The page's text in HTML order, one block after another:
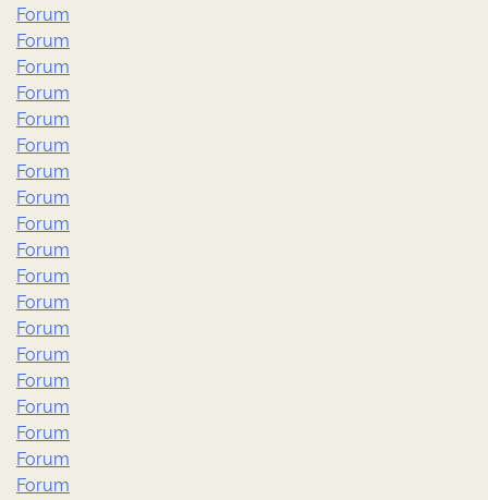
Forum
Forum
Forum
Forum
Forum
Forum
Forum
Forum
Forum
Forum
Forum
Forum
Forum
Forum
Forum
Forum
Forum
Forum
Forum